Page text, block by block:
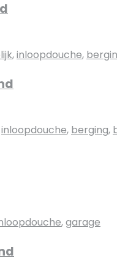
,inloopdouche,
inloopdouche, berging,
,garage